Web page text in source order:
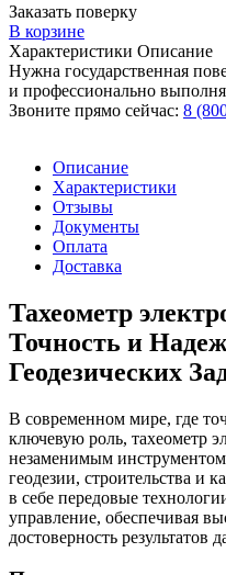
Заказать поверку
В корзине
Характеристики Описание
Нужна государственная
и профессионально
Звоните прямо сейчас: 8
Описание
Характеристики
Отзывы
Документы
Оплата
Доставка
Тахеометр
Точность и
Геодезических
В современном мире, где
ключевую роль, тахеометр
незаменимым
геодезии, строительства и
в себе передовые
управление, обеспечивая
достоверность